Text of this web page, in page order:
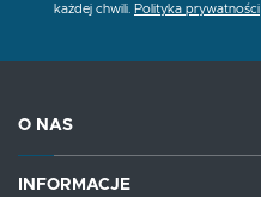
każdej chwili. Polityka prywatności
O NAS
INFORMACJE